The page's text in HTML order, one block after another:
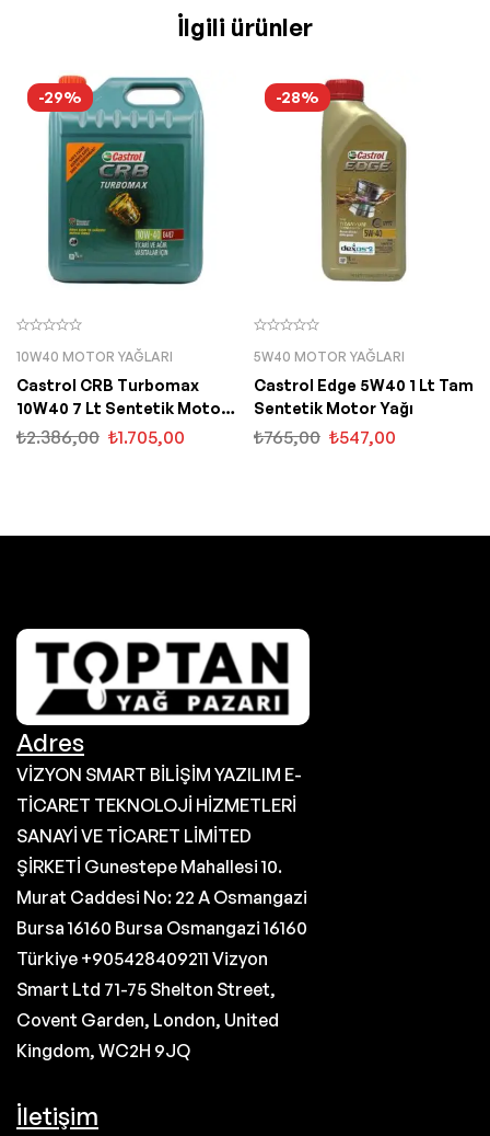
İlgili ürünler
-29%
10W40 MOTOR YAĞLARI
Castrol CRB Turbomax
10W40 7 Lt Sentetik Motor
Yağı
₺2.386,00 ₺1.705,00
-28%
5W40 MOTOR YAĞLARI
Castrol Edge 5W40 1 Lt Tam
Sentetik Motor Yağı
₺765,00 ₺547,00
Adres
VİZYON SMART BİLİŞİM YAZILIM E-
TİCARET TEKNOLOJİ HİZMETLERİ
SANAYİ VE TİCARET LİMİTED
ŞİRKETİ Gunestepe Mahallesi 10.
Murat Caddesi No: 22 A Osmangazi
Bursa 16160 Bursa Osmangazi 16160
Türkiye +905428409211 Vizyon
Smart Ltd 71-75 Shelton Street,
Covent Garden, London, United
Kingdom, WC2H 9JQ
İletişim